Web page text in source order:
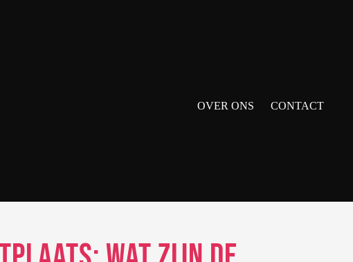
OVER ONS CONTACT